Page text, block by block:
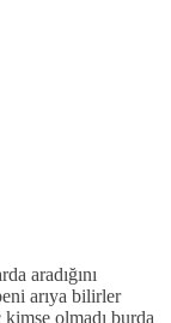
aradığını
arıya bilirler
olmadı burda